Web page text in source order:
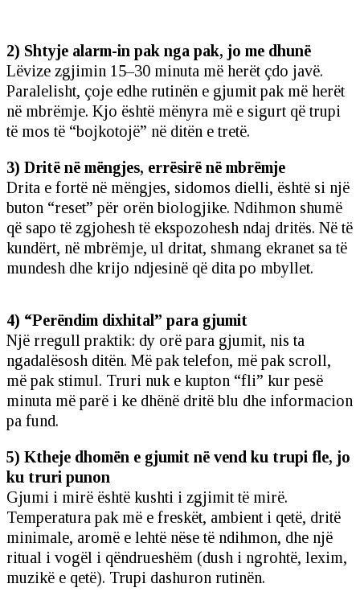
2) Shtyje alarm-in pak nga pak, jo me dhunë
Lëvize zgjimin 15–30 minuta më herët çdo javë.
Paralelisht, çoje edhe rutinën e gjumit pak më herët
në mbrëmje. Kjo është mënyra më e sigurt që trupi
të mos të “bojkotojë” në ditën e tretë.
3) Dritë në mëngjes, errësirë në mbrëmje
Drita e fortë në mëngjes, sidomos dielli, është si një
buton “reset” për orën biologjike. Ndihmon shumë
që sapo të zgjohesh të ekspozohesh ndaj dritës. Në të
kundërt, në mbrëmje, ul dritat, shmang ekranet sa të
mundesh dhe krijo ndjesinë që dita po mbyllet.
4) “Perëndim dixhital” para gjumit
Një rregull praktik: dy orë para gjumit, nis ta
ngadalësosh ditën. Më pak telefon, më pak scroll,
më pak stimul. Truri nuk e kupton “fli” kur pesë
minuta më parë i ke dhënë dritë blu dhe informacion
pa fund.
5) Ktheje dhomën e gjumit në vend ku trupi fle, jo
ku truri punon
Gjumi i mirë është kushti i zgjimit të mirë.
Temperatura pak më e freskët, ambient i qetë, dritë
minimale, aromë e lehtë nëse të ndihmon, dhe një
ritual i vogël i qëndrueshëm (dush i ngrohtë, lexim,
muzikë e qetë). Trupi dashuron rutinën.